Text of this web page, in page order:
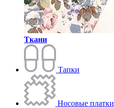
Ткани
Тапки
Носовые платки